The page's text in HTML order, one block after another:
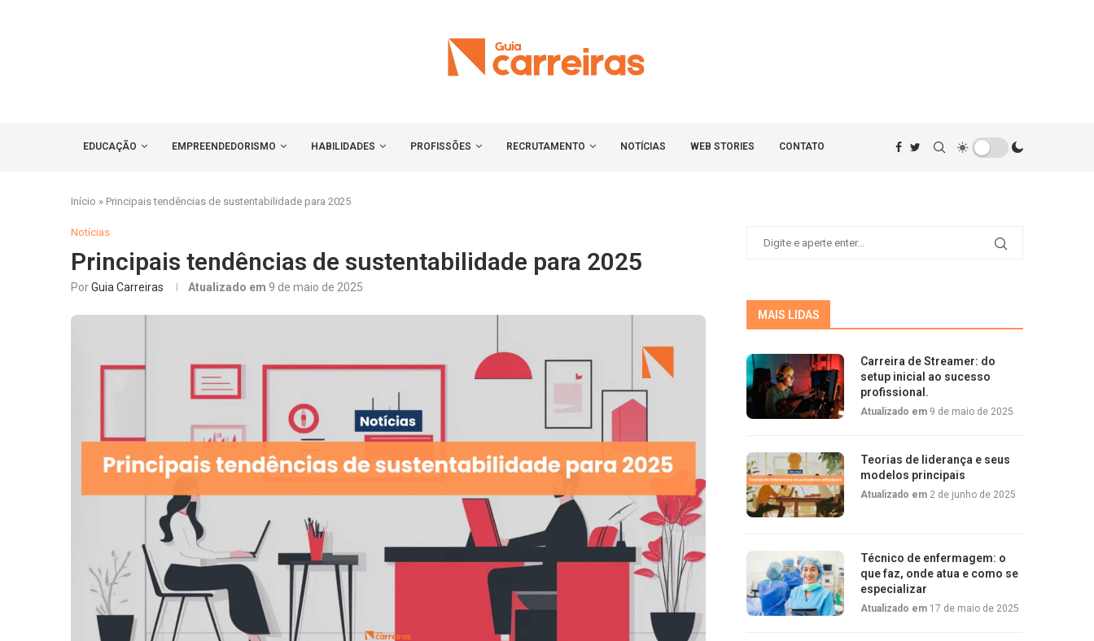
EDUCAÇÃO EMPREENDEDORISMO HABILIDADES PROFISSÕES RECRUTAMENTO NOTÍCIAS WEB STORIES CONTATO
Início » Principais tendências de sustentabilidade para 2025
Notícias
Principais tendências de sustentabilidade para 2025
PorGuia Carreiras Atualizado em 9 de maio de 2025
MAIS LIDAS
Carreira de Streamer: do
setup inicial ao sucesso
profissional.
Atualizado em 9 de maio de 2025
Teorias de liderança e seus
modelos principais
Atualizado em 2 de junho de 2025
Técnico de enfermagem: o
que faz, onde atua e como se
especializar
Atualizado em 17 de maio de 2025